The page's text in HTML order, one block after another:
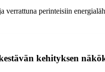
verrattuna perinteisiin
kehityksen